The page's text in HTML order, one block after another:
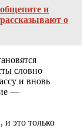
и
о
словно
и вновь
—
и это только